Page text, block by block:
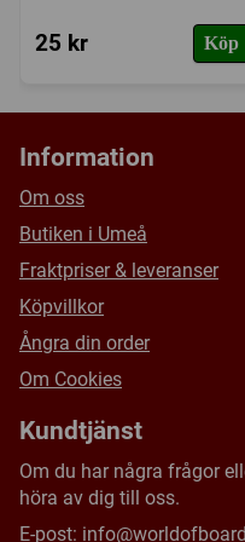
25 kr Köp
Information
Om oss
Butiken i Umeå
Fraktpriser & leveranser
Köpvillkor
Ångra din order
Om Cookies
Kundtjänst
Om du har några frågor
höra av dig till oss.
E-post: